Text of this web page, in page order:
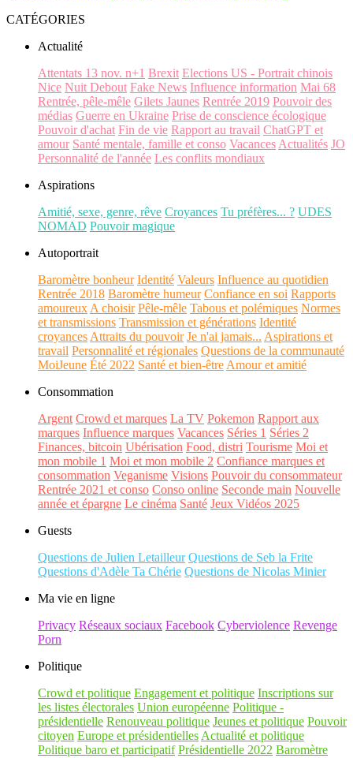
CATÉGORIES
Actualité
Attentats 13 nov. n+1 Brexit Elections US - Portrait chinois
Nice Nuit Debout Fake News Influence information Mai 68
Rentrée, pêle-mêle Gilets Jaunes Rentrée 2019 Pouvoir des
médias Guerre en Ukraine Prise de conscience écologique
Pouvoir d'achat Fin de vie Rapport au travail ChatGPT et
amour Santé mentale, famille et conso Vacances Actualités JO
Personnalité de l'année Les conflits mondiaux
Aspirations
Amitié, sexe, genre, rêve Croyances Tu préfères... ? UDES
NOMAD Pouvoir magique
Autoportrait
Baromètre bonheur Identité Valeurs Influence au quotidien
Rentrée 2018 Baromètre humeur Confiance en soi Rapports
amoureux A choisir Pêle-mêle Tabous et polémiques Normes
et transmissions Transmission et générations Identité
croyances Attraits du pouvoir Je n'ai jamais... Aspirations et
travail Personnalité et régionales Questions de la communauté
MoiJeune Été 2022 Santé et bien-être Amour et amitié
Consommation
Argent Crowd et marques La TV Pokemon Rapport aux
marques Influence marques Vacances Séries 1 Séries 2
Finances, bitcoin Ubérisation Food, distri Tourisme Moi et
mon mobile 1 Moi et mon mobile 2 Confiance marques et
consommation Veganisme Visions Pouvoir du consommateur
Rentrée 2021 et conso Conso online Seconde main Nouvelle
année et épargne Le cinéma Santé Jeux Vidéos 2025
Guests
Questions de Julien Letailleur Questions de Seb la Frite
Questions d'Adèle Ta Chérie Questions de Nicolas Minier
Ma vie en ligne
Privacy Réseaux sociaux Facebook Cyberviolence Revenge
Porn
Politique
Crowd et politique Engagement et politique Inscriptions sur
les listes électorales Union européenne Politique -
présidentielle Renouveau politique Jeunes et politique Pouvoir
citoyen Europe et présidentielles Actualité et politique
Politique baro et participatif Présidentielle 2022 Baromètre